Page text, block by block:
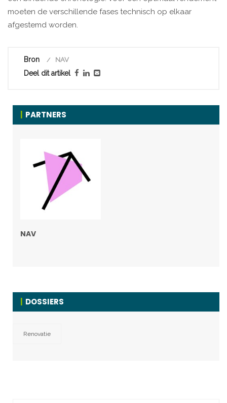
moeten de verschillende fases technisch op elkaar
afgestemd worden.
Bron NAV
Deel dit artikel
PARTNERS
NAV
DOSSIERS
Renovatie